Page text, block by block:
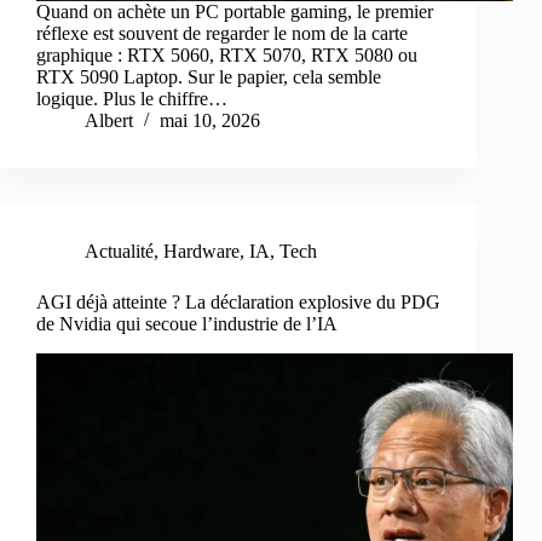
Quand on achète un PC portable gaming, le premier
réflexe est souvent de regarder le nom de la carte
graphique : RTX 5060, RTX 5070, RTX 5080 ou
RTX 5090 Laptop. Sur le papier, cela semble
logique. Plus le chiffre…
Albert
mai 10, 2026
Actualité, Hardware, IA, Tech
AGI déjà atteinte ? La déclaration explosive du PDG
de Nvidia qui secoue l’industrie de l’IA